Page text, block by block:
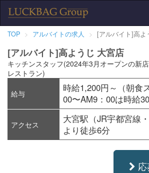
TOP アルバイトの求人 [アルバイト]高よ
[アルバイト]高ようじ 大宮店
キッチンスタッフ(2024年3月オープンの新
レストラン)
給与
時給1,200円～（朝食
00〜AM9：00は時給
アクセス
大宮駅（JR宇都宮線
より徒歩6分